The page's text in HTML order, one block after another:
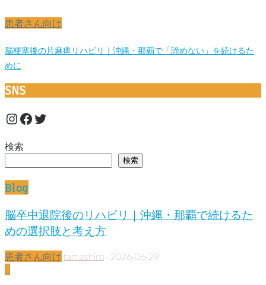
患者さん向け
脳梗塞後の片麻痺リハビリ｜沖縄・那覇で「諦めない」を続けるた
めに
SNS
Instagram
Facebook
Twitter
検索
検索
Blog
脳卒中退院後のリハビリ｜沖縄・那覇で続けるた
めの選択肢と考え方
患者さん向け tamashiro - 2026-06-29
0